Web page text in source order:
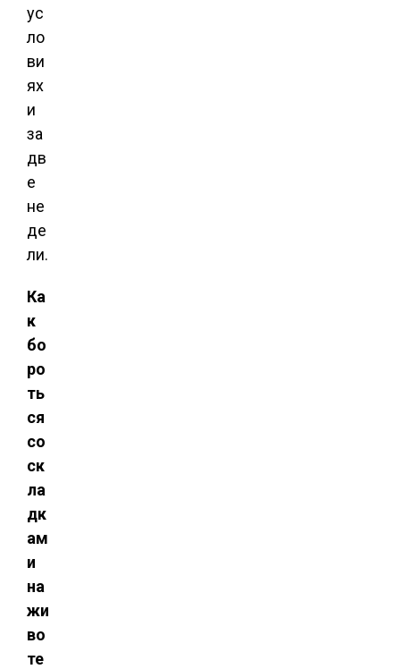
ус
ло
ви
ях
и
за
дв
е
не
де
ли.
Ка
к
бо
ро
ть
ся
со
ск
ла
дк
ам
и
на
жи
во
те